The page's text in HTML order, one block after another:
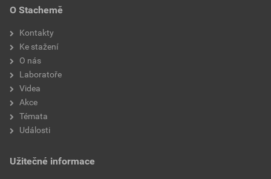
O Stachemě
Kontakty
Ke stažení
O nás
Laboratoře
Videa
Akce
Témata
Události
Užitečné informace